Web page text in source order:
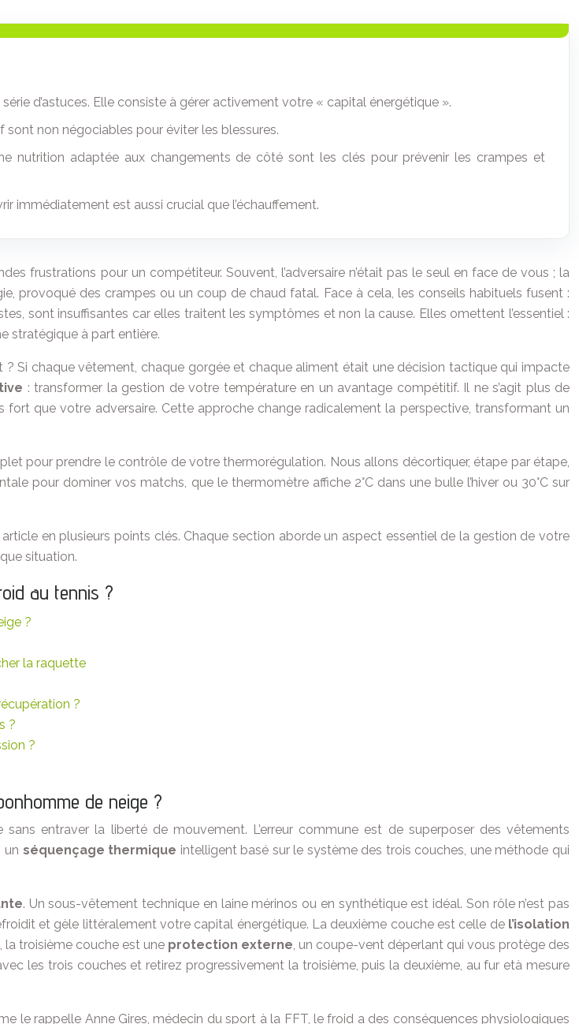
d’astuces. Elle consiste à gérer activement votre « capital énergétique ».
non négociables pour éviter les blessures.
nutrition adaptée aux changements de côté sont les clés pour prévenir les crampes et
immédiatement est aussi crucial que l’échauffement.
frustrations pour un compétiteur. Souvent, l’adversaire n’était pas le seul en face de vous ; la
provoqué des crampes ou un coup de chaud fatal. Face à cela, les conseils habituels fusent :
sont insuffisantes car elles traitent les symptômes et non la cause. Elles omettent l’essentiel :
stratégique à part entière.
Si chaque vêtement, chaque gorgée et chaque aliment était une décision tactique qui impacte
: transformer la gestion de votre température en un avantage compétitif. Il ne s’agit plus de
que votre adversaire. Cette approche change radicalement la perspective, transformant un
pour prendre le contrôle de votre thermorégulation. Nous allons décortiquer, étape par étape,
pour dominer vos matchs, que le thermomètre affiche 2°C dans une bulle l’hiver ou 30°C sur
en plusieurs points clés. Chaque section aborde un aspect essentiel de la gestion de votre
situation.
au tennis ?
?
la raquette
?
?
?
de neige ?
entraver la liberté de mouvement. L’erreur commune est de superposer des vêtements
un séquençage thermique intelligent basé sur le système des trois couches, une méthode qui
. Un sous-vêtement technique en laine mérinos ou en synthétique est idéal. Son rôle n’est pas
et gèle littéralement votre capital énergétique. La deuxième couche est celle de l’isolation
la troisième couche est une protection externe, un coupe-vent déperlant qui vous protège des
les trois couches et retirez progressivement la troisième, puis la deuxième, au fur età mesure
le rappelle Anne Gires, médecin du sport à la FFT, le froid a des conséquences physiologiques